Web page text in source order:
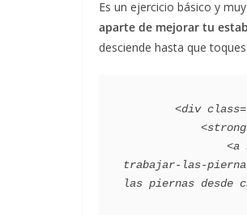
Es un ejercicio básico y
aparte de mejorar tu
desciende hasta que
trabajar-las-
las piernas desde